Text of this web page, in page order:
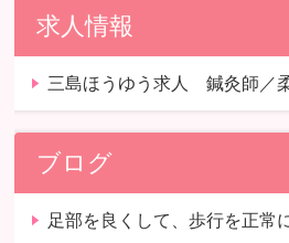
求人情報
三島ほうゆう求人 鍼灸師／
ブログ
足部を良くして、歩行を正常